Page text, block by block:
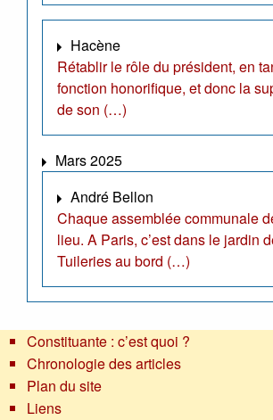
Hacène
Rétablir le rôle du président, en
fonction honorifique, et donc la
de son (…)
Mars 2025
André Bellon
Chaque assemblée communale
lieu. A Paris, c’est dans le jardin
Tuileries au bord (…)
Constituante : c’est quoi ?
Chronologie des articles
Plan du site
Liens